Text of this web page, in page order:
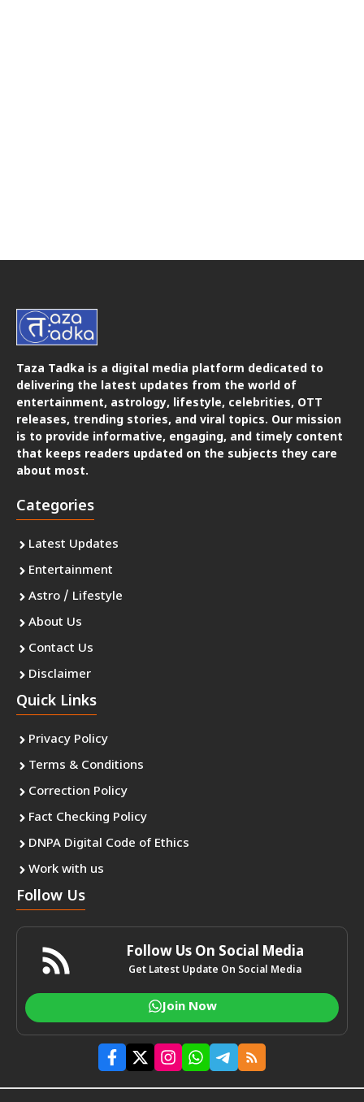
Taza Tadka is a digital media platform dedicated to
delivering the latest updates from the world of
entertainment, astrology, lifestyle, celebrities, OTT
releases, trending stories, and viral topics. Our mission
is to provide informative, engaging, and timely content
that keeps readers updated on the subjects they care
about most.
Categories
Latest Updates
Entertainment
Astro / Lifestyle
About Us
Contact Us
Disclaimer
Quick Links
Privacy Policy
Terms & Conditions
Correction Policy
Fact Checking Policy
DNPA Digital Code of Ethics
Work with us
Follow Us
Follow Us On Social Media
Get Latest Update On Social Media
Join Now